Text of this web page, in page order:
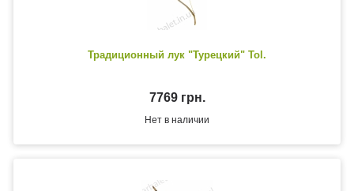
Традиционный лук "Турецкий" Tol.
7769 грн.
Нет в наличии